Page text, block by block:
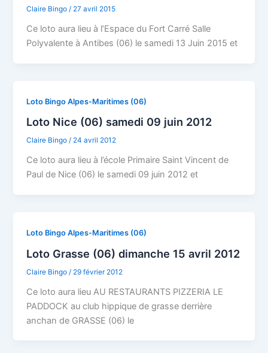
Claire Bingo/ 27 avril 2015
Ce loto aura lieu à l’Espace du Fort Carré Salle
Polyvalente à Antibes (06) le samedi 13 Juin 2015 et
Loto Bingo Alpes-Maritimes (06)
Loto Nice (06) samedi 09 juin 2012
Claire Bingo/ 24 avril 2012
Ce loto aura lieu à l’école Primaire Saint Vincent de
Paul de Nice (06) le samedi 09 juin 2012 et
Loto Bingo Alpes-Maritimes (06)
Loto Grasse (06) dimanche 15 avril 2012
Claire Bingo / 29 février 2012
Ce loto aura lieu AU RESTAURANTS PIZZERIA LE
PADDOCK au club hippique de grasse derrière
anchan de GRASSE (06) le